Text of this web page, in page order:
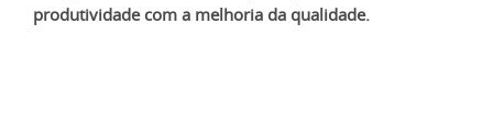
produtividade com a melhoria da qualidade.